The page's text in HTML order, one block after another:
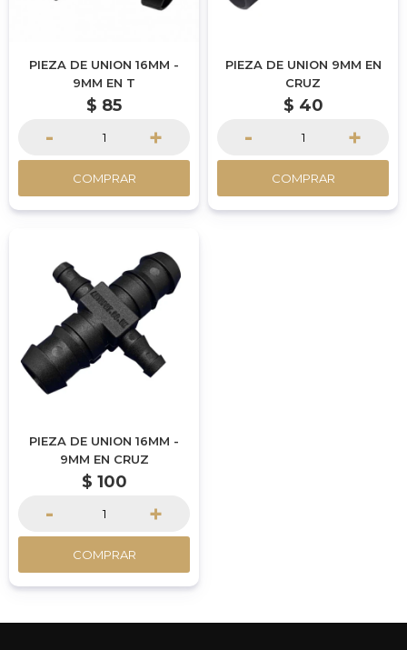
PIEZA DE UNION 16MM -
9MM EN T
$ 85
- +
COMPRAR
PIEZA DE UNION 9MM EN
CRUZ
$ 40
- +
COMPRAR
PIEZA DE UNION 16MM -
9MM EN CRUZ
$ 100
- +
COMPRAR